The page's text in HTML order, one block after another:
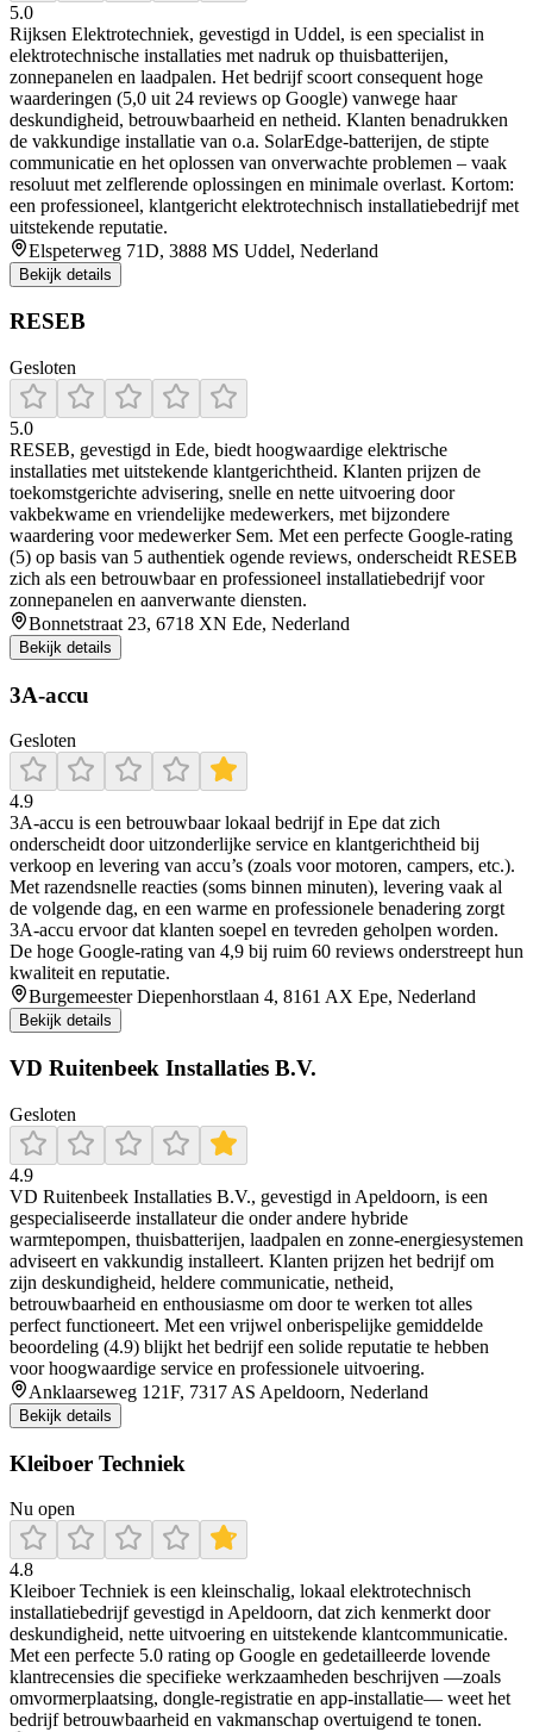
5.0
Rijksen Elektrotechniek, gevestigd in Uddel, is een specialist in
elektrotechnische installaties met nadruk op thuisbatterijen,
zonnepanelen en laadpalen. Het bedrijf scoort consequent hoge
waarderingen (5,0 uit 24 reviews op Google) vanwege haar
deskundigheid, betrouwbaarheid en netheid. Klanten benadrukken
de vakkundige installatie van o.a. SolarEdge-batterijen, de stipte
communicatie en het oplossen van onverwachte problemen – vaak
resoluut met zelflerende oplossingen en minimale overlast. Kortom:
een professioneel, klantgericht elektrotechnisch installatiebedrijf met
uitstekende reputatie.
Elspeterweg 71D, 3888 MS Uddel, Nederland
Bekijk details
RESEB
Gesloten
5.0
RESEB, gevestigd in Ede, biedt hoogwaardige elektrische
installaties met uitstekende klantgerichtheid. Klanten prijzen de
toekomstgerichte advisering, snelle en nette uitvoering door
vakbekwame en vriendelijke medewerkers, met bijzondere
waardering voor medewerker Sem. Met een perfecte Google-rating
(5) op basis van 5 authentiek ogende reviews, onderscheidt RESEB
zich als een betrouwbaar en professioneel installatiebedrijf voor
zonnepanelen en aanverwante diensten.
Bonnetstraat 23, 6718 XN Ede, Nederland
Bekijk details
3A-accu
Gesloten
4.9
3A‑accu is een betrouwbaar lokaal bedrijf in Epe dat zich
onderscheidt door uitzonderlijke service en klantgerichtheid bij
verkoop en levering van accu’s (zoals voor motoren, campers, etc.).
Met razendsnelle reacties (soms binnen minuten), levering vaak al
de volgende dag, en een warme en professionele benadering zorgt
3A‑accu ervoor dat klanten soepel en tevreden geholpen worden.
De hoge Google‑rating van 4,9 bij ruim 60 reviews onderstreept hun
kwaliteit en reputatie.
Burgemeester Diepenhorstlaan 4, 8161 AX Epe, Nederland
Bekijk details
VD Ruitenbeek Installaties B.V.
Gesloten
4.9
VD Ruitenbeek Installaties B.V., gevestigd in Apeldoorn, is een
gespecialiseerde installateur die onder andere hybride
warmtepompen, thuisbatterijen, laadpalen en zonne-energiesystemen
adviseert en vakkundig installeert. Klanten prijzen het bedrijf om
zijn deskundigheid, heldere communicatie, netheid,
betrouwbaarheid en enthousiasme om door te werken tot alles
perfect functioneert. Met een vrijwel onberispelijke gemiddelde
beoordeling (4.9) blijkt het bedrijf een solide reputatie te hebben
voor hoogwaardige service en professionele uitvoering.
Anklaarseweg 121F, 7317 AS Apeldoorn, Nederland
Bekijk details
Kleiboer Techniek
Nu open
4.8
Kleiboer Techniek is een kleinschalig, lokaal elektrotechnisch
installatiebedrijf gevestigd in Apeldoorn, dat zich kenmerkt door
deskundigheid, nette uitvoering en uitstekende klantcommunicatie.
Met een perfecte 5.0 rating op Google en gedetailleerde lovende
klantrecensies die specifieke werkzaamheden beschrijven —zoals
omvormerplaatsing, dongle-registratie en app‑installatie— weet het
bedrijf betrouwbaarheid en vakmanschap overtuigend te tonen.